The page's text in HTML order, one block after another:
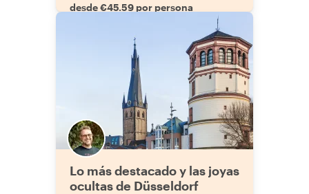
desde €45.59 por persona
Lo más destacado y las joyas
ocultas de Düsseldorf